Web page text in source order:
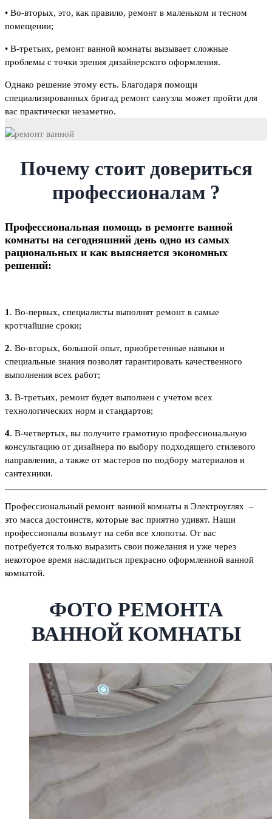
• Во-вторых, это, как правило, ремонт в маленьком и тесном
помещении;
• В-третьих, ремонт ванной комнаты вызывает сложные
проблемы с точки зрения дизайнерского оформления.
Однако решение этому есть. Благодаря помощи
специализированных бригад ремонт санузла может пройти для
вас практически незаметно.
Почему стоит довериться
профессионалам ?
Профессиональная помощь в ремонте ванной
комнаты на сегодняшний день одно из самых
рациональных и как выясняется экономных
решений:
1. Во-первых, специалисты выполнят ремонт в самые
кротчайшие сроки;
2. Во-вторых, большой опыт, приобретенные навыки и
специальные знания позволят гарантировать качественного
выполнения всех работ;
3. В-третьих, ремонт будет выполнен с учетом всех
технологических норм и стандартов;
4. В-четвертых, вы получите грамотную профессиональную
консультацию от дизайнера по выбору подходящего стилевого
направления, а также от мастеров по подбору материалов и
сантехники.
Профессиональный ремонт ванной комнаты в Электроуглях –
это масса достоинств, которые вас приятно удивят. Наши
профессионалы возьмут на себя все хлопоты. От вас
потребуется только выразить свои пожелания и уже через
некоторое время насладиться прекрасно оформленной ванной
комнатой.
ФОТО РЕМОНТА
ВАННОЙ КОМНАТЫ